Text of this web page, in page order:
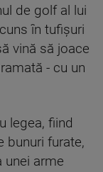
de golf al lui
în tufișuri
vină să joace
- cu un
legea, fiind
bunuri furate,
unei arme